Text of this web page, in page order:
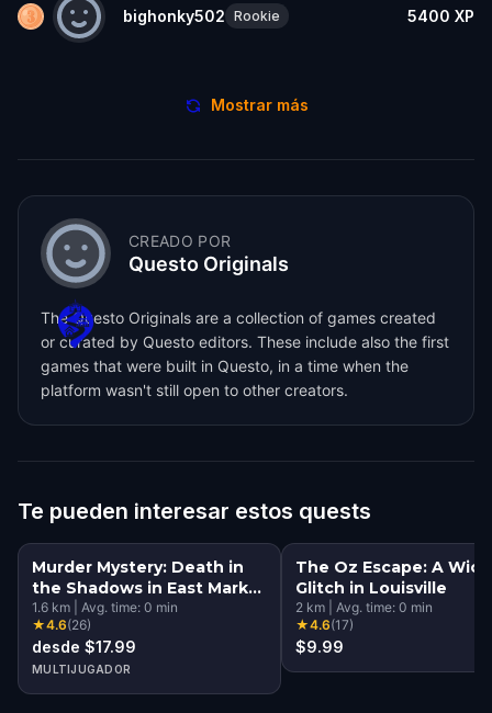
bighonky502 Rookie 5400 XP
Mostrar más
CREADO POR
Questo Originals
The Questo Originals are a collection of games created
or curated by Questo editors. These include also the first
games that were built in Questo, in a time when the
platform wasn't still open to other creators.
Te pueden interesar estos quests
Murder Mystery: Death in
the Shadows in East Market
District, Louisville, KY
1.6 km Avg. time: 0 min
★4.6(26)
desde $17.99
MULTIJUGADOR
The Oz Escape: A
Glitch in Louisville
2 km Avg. time: 0 min
★4.6(17)
$9.99